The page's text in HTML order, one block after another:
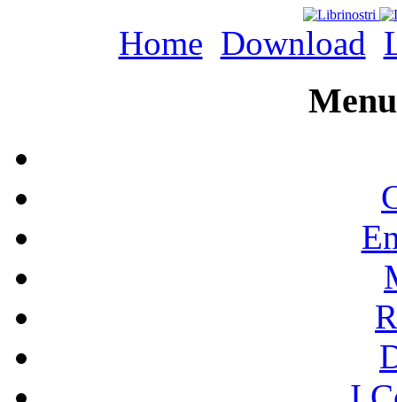
Home Download